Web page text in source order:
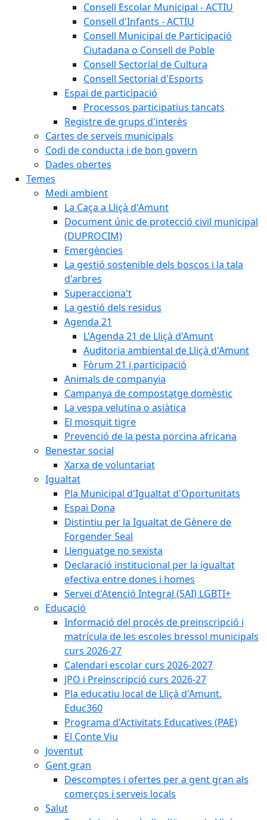
Consell Escolar Municipal - ACTIU
Consell d'Infants - ACTIU
Consell Municipal de Participació
Ciutadana o Consell de Poble
Consell Sectorial de Cultura
Consell Sectorial d'Esports
Espai de participació
Processos participatius tancats
Registre de grups d'interès
Cartes de serveis municipals
Codi de conducta i de bon govern
Dades obertes
Temes
Medi ambient
La Caça a Lliçà d'Amunt
Document únic de protecció civil municipal
(DUPROCIM)
Emergències
La gestió sostenible dels boscos i la tala
d'arbres
Superacciona't
La gestió dels residus
Agenda 21
L'Agenda 21 de Lliçà d'Amunt
Auditoria ambiental de Lliçà d'Amunt
Fòrum 21 i participació
Animals de companyia
Campanya de compostatge domèstic
La vespa velutina o asiàtica
El mosquit tigre
Prevenció de la pesta porcina africana
Benestar social
Xarxa de voluntariat
Igualtat
Pla Municipal d'Igualtat d'Oportunitats
Espai Dona
Distintiu per la Igualtat de Gènere de
Forgender Seal
Llenguatge no sexista
Declaració institucional per la igualtat
efectiva entre dones i homes
Servei d'Atenció Integral (SAI) LGBTI+
Educació
Informació del procés de preinscripció i
matrícula de les escoles bressol municipals
curs 2026-27
Calendari escolar curs 2026-2027
JPO i Preinscripció curs 2026-27
Pla educatiu local de Lliçà d'Amunt.
Educ360
Programa d'Activitats Educatives (PAE)
El Conte Viu
Joventut
Gent gran
Descomptes i ofertes per a gent gran als
comerços i serveis locals
Salut